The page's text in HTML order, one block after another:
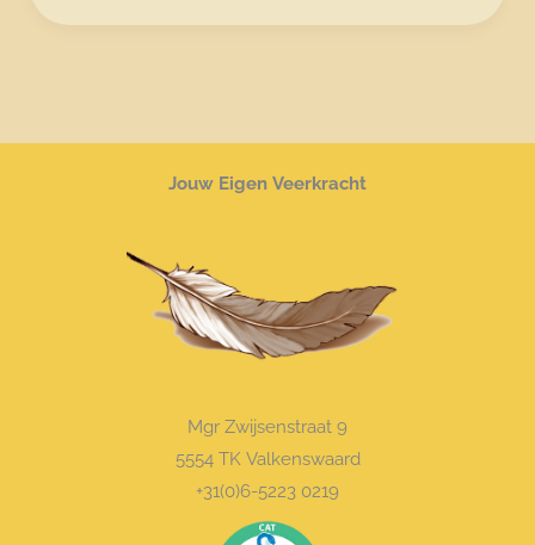
je
Jouw Eigen Veerkracht
Mgr Zwijsenstraat 9
5554 TK Valkenswaard
+31(0)6-5223 0219